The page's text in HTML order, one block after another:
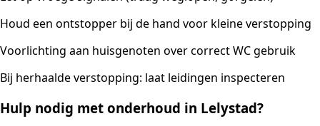
Houd een ontstopper bij de hand voor kleine verstopping
Voorlichting aan huisgenoten over correct WC gebruik
Bij herhaalde verstopping: laat leidingen inspecteren
Hulp nodig met onderhoud in Lelystad?